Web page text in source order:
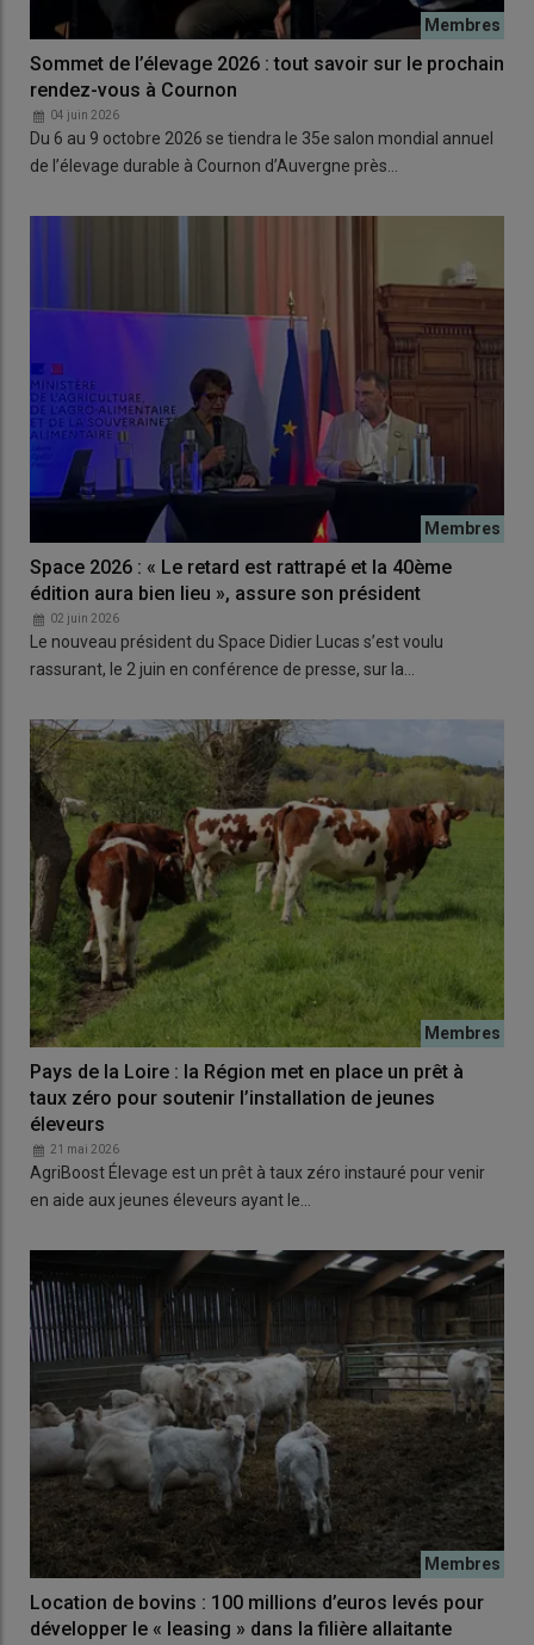
Sommet de l’élevage 2026 : tout savoir sur le prochain
rendez-vous à Cournon
04 juin 2026
Du 6 au 9 octobre 2026 se tiendra le 35e salon mondial annuel
de l’élevage durable à Cournon d’Auvergne près…
Space 2026 : « Le retard est rattrapé et la 40ème
édition aura bien lieu », assure son président
02 juin 2026
Le nouveau président du Space Didier Lucas s’est voulu
rassurant, le 2 juin en conférence de presse, sur la…
Pays de la Loire : la Région met en place un prêt à
taux zéro pour soutenir l’installation de jeunes
éleveurs
21 mai 2026
AgriBoost Élevage est un prêt à taux zéro instauré pour venir
en aide aux jeunes éleveurs ayant le…
Location de bovins : 100 millions d’euros levés pour
développer le « leasing » dans la filière allaitante